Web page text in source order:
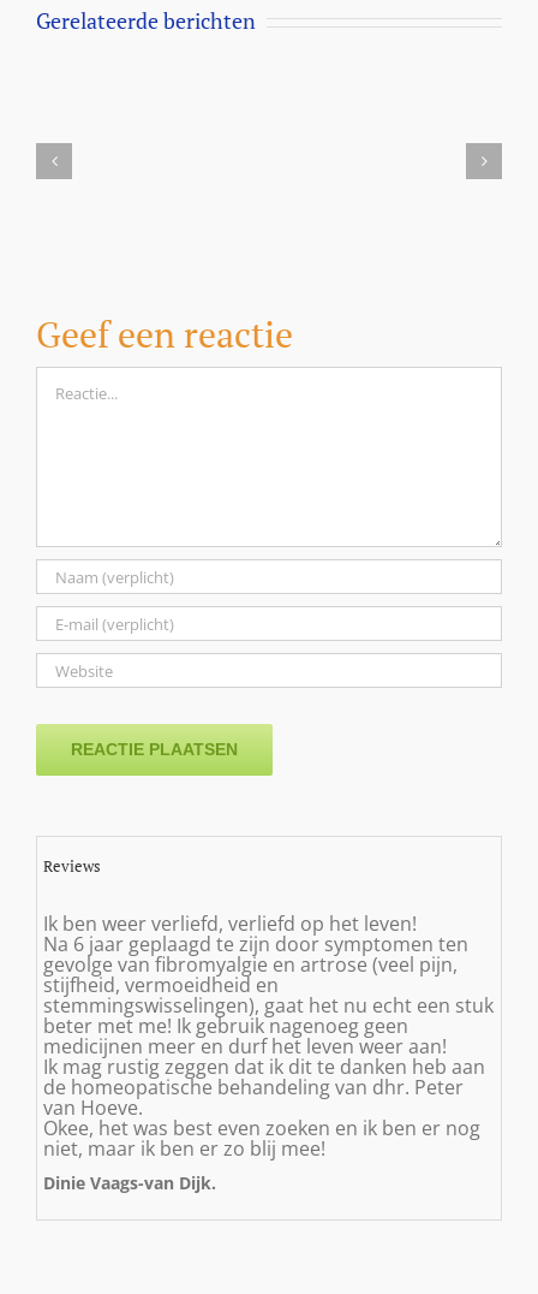
Gerelateerde berichten
Geef een reactie
Reviews
Ik ben weer verliefd, verliefd op het leven!
Na 6 jaar geplaagd te zijn door symptomen ten
gevolge van fibromyalgie en artrose (veel pijn,
stijfheid, vermoeidheid en
stemmingswisselingen), gaat het nu echt een stuk
beter met me! Ik gebruik nagenoeg geen
medicijnen meer en durf het leven weer aan!
Ik mag rustig zeggen dat ik dit te danken heb aan
de homeopatische behandeling van dhr. Peter
van Hoeve.
Okee, het was best even zoeken en ik ben er nog
niet, maar ik ben er zo blij mee!
Dinie Vaags-van Dijk.